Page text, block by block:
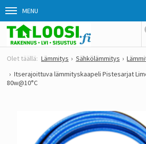
MENU
Lämmitys Sähkölämmitys
Itserajoittuva lämmityskaapeli Pistesarjat
80w@10°C